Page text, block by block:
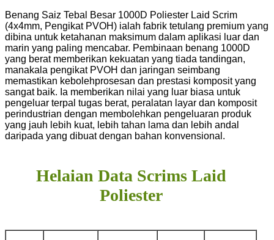
Benang Saiz Tebal Besar 1000D Poliester Laid Scrim
(4x4mm, Pengikat PVOH) ialah fabrik tetulang premium yang
dibina untuk ketahanan maksimum dalam aplikasi luar dan
marin yang paling mencabar. Pembinaan benang 1000D
yang berat memberikan kekuatan yang tiada tandingan,
manakala pengikat PVOH dan jaringan seimbang
memastikan kebolehprosesan dan prestasi komposit yang
sangat baik. Ia memberikan nilai yang luar biasa untuk
pengeluar terpal tugas berat, peralatan layar dan komposit
perindustrian dengan membolehkan pengeluaran produk
yang jauh lebih kuat, lebih tahan lama dan lebih andal
daripada yang dibuat dengan bahan konvensional.
Helaian Data Scrims Laid
Poliester